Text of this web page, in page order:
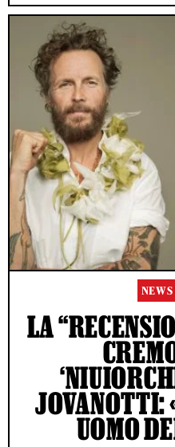
LA
JOVANOTTI:
UOMO